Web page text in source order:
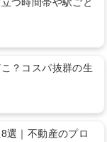
つ時間帯や駅ごと
？コスパ抜群の生
選｜不動産のプロ